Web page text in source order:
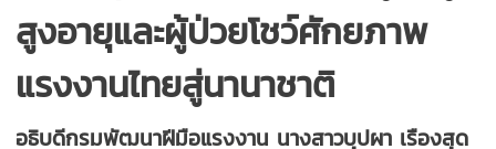
สูงอายุและผู้ป่วยโชว์ศักยภาพ
แรงงานไทยสู่นานาชาติ
อธิบดีกรมพัฒนาฝีมือแรงงาน นางสาวบุปผา เรืองสุด